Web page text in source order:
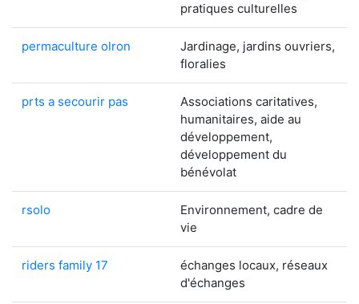
pratiques culturelles
permaculture olron
Jardinage, jardins ouvriers,
floralies
prts a secourir pas
Associations caritatives,
humanitaires, aide au
développement,
développement du
bénévolat
rsolo
Environnement, cadre de
vie
riders family 17
échanges locaux, réseaux
d'échanges